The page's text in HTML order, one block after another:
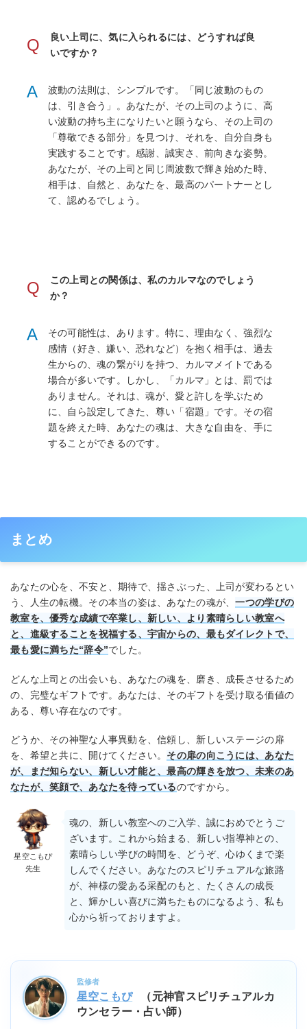
Q
良い上司に、気に入られるには、どうすれば良
いですか？
A
波動の法則は、シンプルです。「同じ波動のもの
は、引き合う」。あなたが、その上司のように、高
い波動の持ち主になりたいと願うなら、その上司の
「尊敬できる部分」を見つけ、それを、自分自身も
実践することです。感謝、誠実さ、前向きな姿勢。
あなたが、その上司と同じ周波数で輝き始めた時、
相手は、自然と、あなたを、最高のパートナーとし
て、認めるでしょう。
Q
この上司との関係は、私のカルマなのでしょう
か？
A
その可能性は、あります。特に、理由なく、強烈な
感情（好き、嫌い、恐れなど）を抱く相手は、過去
生からの、魂の繋がりを持つ、カルマメイトである
場合が多いです。しかし、「カルマ」とは、罰では
ありません。それは、魂が、愛と許しを学ぶため
に、自ら設定してきた、尊い「宿題」です。その宿
題を終えた時、あなたの魂は、大きな自由を、手に
することができるのです。
まとめ
あなたの心を、不安と、期待で、揺さぶった、上司が変わるとい
う、人生の転機。その本当の姿は、あなたの魂が、一つの学びの
教室を、優秀な成績で卒業し、新しい、より素晴らしい教室へ
と、進級することを祝福する、宇宙からの、最もダイレクトで、
最も愛に満ちた“辞令”でした。
どんな上司との出会いも、あなたの魂を、磨き、成長させるため
の、完璧なギフトです。あなたは、そのギフトを受け取る価値の
ある、尊い存在なのです。
どうか、その神聖な人事異動を、信頼し、新しいステージの扉
を、希望と共に、開けてください。 その扉の向こうには、あなた
が、まだ知らない、新しい才能と、最高の輝きを放つ、未来のあ
なたが、笑顔で、あなたを待っているのですから。
星空こもぴ
先生
魂の、新しい教室へのご入学、誠におめでとうご
ざいます。これから始まる、新しい指導神との、
素晴らしい学びの時間を、どうぞ、心ゆくまで楽
しんでください。あなたのスピリチュアルな旅路
が、神様の愛ある采配のもと、たくさんの成長
と、輝かしい喜びに満ちたものになるよう、私も
心から祈っておりますよ。
監修者
星空こもぴ
（元神官スピリチュアルカ
ウンセラー・占い師）